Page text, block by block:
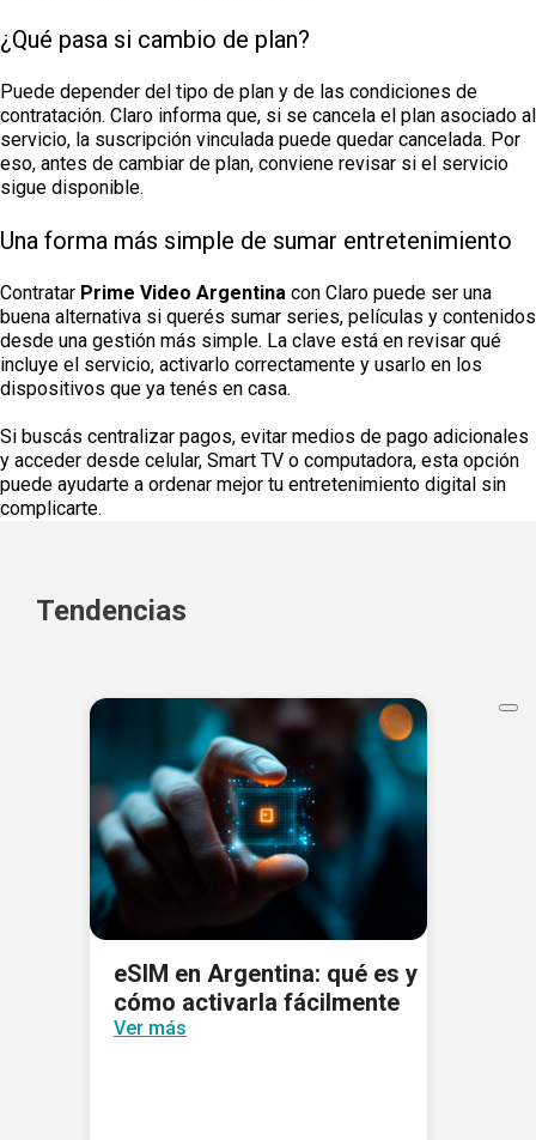
¿Qué pasa si cambio de plan?
Puede depender del tipo de plan y de las condiciones de
contratación. Claro informa que, si se cancela el plan asociado al
servicio, la suscripción vinculada puede quedar cancelada. Por
eso, antes de cambiar de plan, conviene revisar si el servicio
sigue disponible.
Una forma más simple de sumar entretenimiento
Contratar Prime Video Argentina con Claro puede ser una
buena alternativa si querés sumar series, películas y contenidos
desde una gestión más simple. La clave está en revisar qué
incluye el servicio, activarlo correctamente y usarlo en los
dispositivos que ya tenés en casa.
Si buscás centralizar pagos, evitar medios de pago adicionales
y acceder desde celular, Smart TV o computadora, esta opción
puede ayudarte a ordenar mejor tu entretenimiento digital sin
complicarte.
Tendencias
eSIM en Argentina: qué es y
cómo activarla fácilmente
Ver más